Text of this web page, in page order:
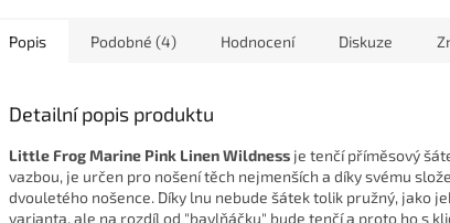
Popis Podobné (4) Hodnocení Diskuze
Detailní popis produktu
Little Frog Marine Pink Linen Wildness je tenčí příměsový
vazbou, je určen pro nošení těch nejmenších a díky svému
dvouletého nošence. Díky lnu nebude šátek tolik pružný, jako
varianta, ale na rozdíl od "bavlňáčku" bude tenčí a proto ho s